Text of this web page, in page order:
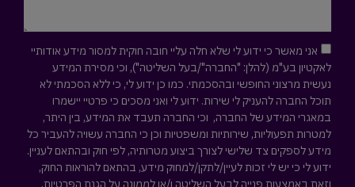
אני מאשר כי ידוע לי שלא חלה עליי חובה חוקית למסור מידע אודותיי
לאקטיון בע"מ (להלן: "החברה"/בעל השליטה"), וכי מסירת המידע
נעשית מרצוני החופשי ובהסכמתי. כמו כן ידוע לי, כי ללא הסכמתי לא
תוכל החברה להעניק לי שירות. ידוע לי ואני מסכים כי פרטיי יישמרו
במאגרי המידע של החברה, וכי החברה תעבד את המידע, בין היתר,
למטרות תפעוליות, שירותיות ומשפטיות וכן כי החברה עשויה להעביר כל
מידע לספקים צד שלישי לצורך ביצוע מטרותיה, לפי חוק ובהתאם לעניין.
ידוע לי כי יש לי זכות לעיין/לתקן/למחוק מידע, בהתאם להוראות החוק,
וזאת באמצעות פנייה לבעל השליטה ו/או לממונה על הגנת הפרטיות.